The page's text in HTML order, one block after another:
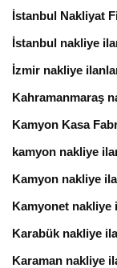
İstanbul Nakliyat
İstanbul nakliye
İzmir nakliye
Kahramanmaraş
Kamyon Kasa
kamyon nakliye
Kamyon nakliye
Kamyonet nakliye
Karabük nakliye
Karaman nakliye